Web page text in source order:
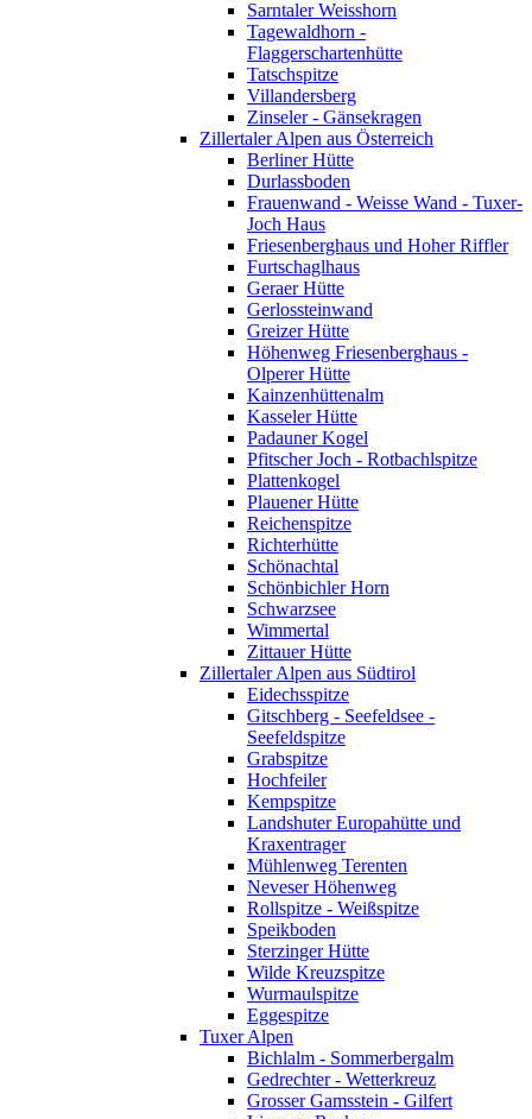
Sarntaler Weisshorn
Tagewaldhorn -
Flaggerschartenhütte
Tatschspitze
Villandersberg
Zinseler - Gänsekragen
Zillertaler Alpen aus Österreich
Berliner Hütte
Durlassboden
Frauenwand - Weisse Wand - Tuxer-
Joch Haus
Friesenberghaus und Hoher Riffler
Furtschaglhaus
Geraer Hütte
Gerlossteinwand
Greizer Hütte
Höhenweg Friesenberghaus -
Olperer Hütte
Kainzenhüttenalm
Kasseler Hütte
Padauner Kogel
Pfitscher Joch - Rotbachlspitze
Plattenkogel
Plauener Hütte
Reichenspitze
Richterhütte
Schönachtal
Schönbichler Horn
Schwarzsee
Wimmertal
Zittauer Hütte
Zillertaler Alpen aus Südtirol
Eidechsspitze
Gitschberg - Seefeldsee -
Seefeldspitze
Grabspitze
Hochfeiler
Kempspitze
Landshuter Europahütte und
Kraxentrager
Mühlenweg Terenten
Neveser Höhenweg
Rollspitze - Weißspitze
Speikboden
Sterzinger Hütte
Wilde Kreuzspitze
Wurmaulspitze
Eggespitze
Tuxer Alpen
Bichlalm - Sommerbergalm
Gedrechter - Wetterkreuz
Grosser Gamsstein - Gilfert